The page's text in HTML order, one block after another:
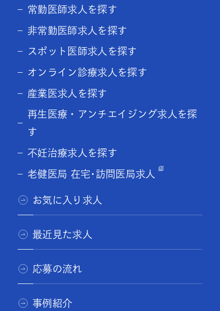
常勤医師求人を探す
非常勤医師求人を探す
スポット医師求人を探す
オンライン診療求人を探す
産業医求人を探す
再生医療・アンチエイジング求人を探
す
不妊治療求人を探す
老健医局 在宅･訪問医局求人
お気に入り求人
最近見た求人
応募の流れ
事例紹介